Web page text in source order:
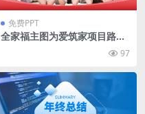
免费PPT
全家福主图为爱筑家项目路演
97